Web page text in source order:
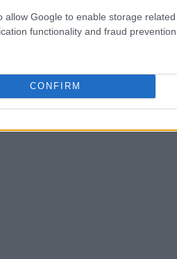
allow Google to enable storage
functionality and fraud
CONFIRM